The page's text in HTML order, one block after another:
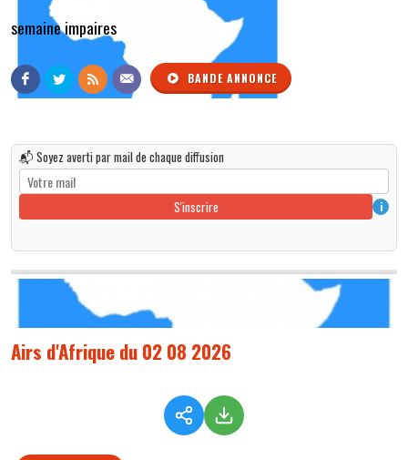
semaine impaires
BANDE ANNONCE
📬 Soyez averti par mail de chaque diffusion
S'inscrire i
Airs d'Afrique du 02 08 2026